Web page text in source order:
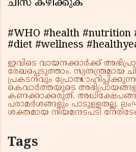
ചീസ് കഴിക്കുക
#WHO #health #nutrition
#diet #wellness
ഇവിടെ വായനക്കാർക്ക്
രേഖപ്പെടുത്താം. സ്വതന്ത്രമായ
പ്രകടനവും
കെവാർത്തയുടെ
കണക്കാക്കരുത്.
പരാമർശങ്ങളും പാടുള്ളതല്ല.
ശക്തമായ നിയമനടപടി
Tags